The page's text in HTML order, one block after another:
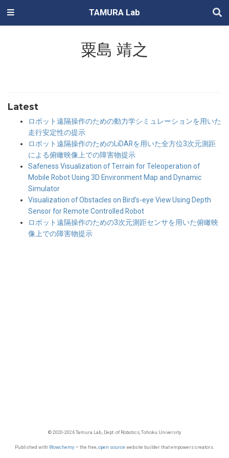
TAMURA Lab
粟島 靖之
Latest
ロボット遠隔操作のための動力学シミュレーションを用いた
走行安定性の提示
ロボット遠隔操作のためのLiDARを用いた全方位3次元測距
による俯瞰映像上での障害物提示
Safeness Visualization of Terrain for Teleoperation of
Mobile Robot Using 3D Environment Map and Dynamic
Simulator
Visualization of Obstacles on Bird's-eye View Using Depth
Sensor for Remote Controlled Robot
ロボット遠隔操作のための3次元測距センサを用いた俯瞰映
像上での障害物提示
© 2020-2026 Tamura Lab., Dept. of Robotics, Tohoku University
Published with Wowchemy— the free, open source website builder that empowers creators.